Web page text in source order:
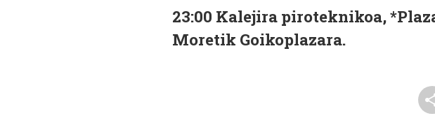
23:00 Kalejira piroteknikoa,
Moretik Goikoplazara.